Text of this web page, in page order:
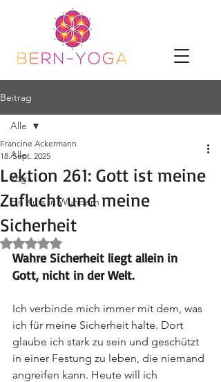
Beitrag
Alle
Yoga
Ein Kurs in Wundern
Alle
Lektion 261: Gott ist meine
Zuflucht und meine
Sicherheit
Francine Ackermann
18. Sept. 2025
Mit NaN von 5 Sternen bewertet.
Wahre Sicherheit liegt allein in
Gott, nicht in der Welt.
Ich verbinde mich immer mit dem, was
ich für meine Sicherheit halte. Dort
glaube ich stark zu sein und geschützt
in einer Festung zu leben, die niemand
angreifen kann. Heute will ich